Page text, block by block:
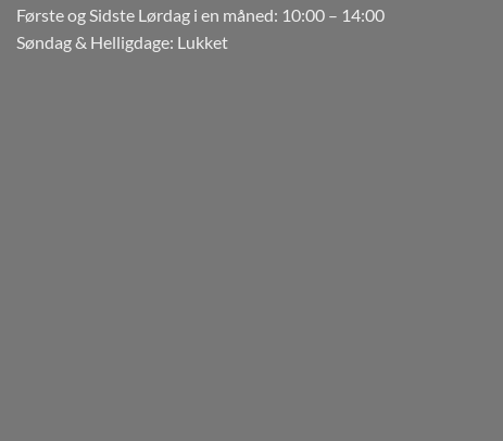
Første og Sidste Lørdag i en måned: 10:00 – 14:00
Søndag & Helligdage: Lukket